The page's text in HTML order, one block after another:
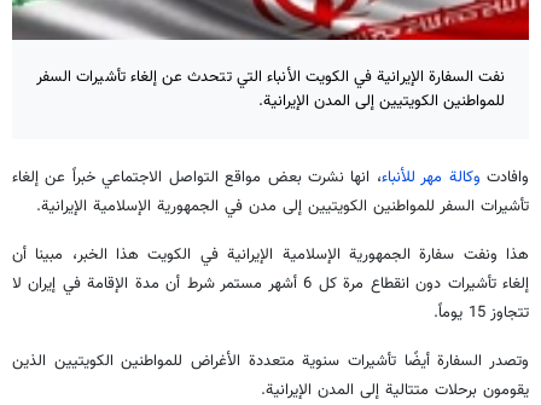
نفت السفارة الإيرانية في الكويت الأنباء التي تتحدث عن إلغاء تأشيرات السفر
للمواطنين الكويتيين إلى المدن الإيرانية.
وافادت وكالة مهر للأنباء، انها نشرت بعض مواقع التواصل الاجتماعي خبراً عن إلغاء
تأشيرات السفر للمواطنين الكويتيين إلى مدن في الجمهورية الإسلامية الإيرانية.
هذا ونفت سفارة الجمهورية الإسلامية الإيرانية في الكويت هذا الخبر، مبينا أن
إلغاء تأشيرات دون انقطاع مرة كل 6 أشهر مستمر شرط أن مدة الإقامة في إيران لا
تتجاوز 15 يوماً.
وتصدر السفارة أيضًا تأشيرات سنوية متعددة الأغراض للمواطنين الكويتيين الذين
يقومون برحلات متتالية إلى المدن الإيرانية.